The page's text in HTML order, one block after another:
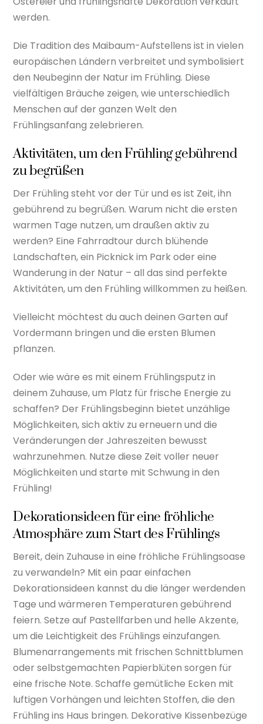
werden.
Die Tradition des Maibaum-Aufstellens ist in vielen
europäischen Ländern verbreitet und symbolisiert
den Neubeginn der Natur im Frühling. Diese
vielfältigen Bräuche zeigen, wie unterschiedlich
Menschen auf der ganzen Welt den
Frühlingsanfang zelebrieren.
Aktivitäten, um den Frühling gebührend
zu begrüßen
Der Frühling steht vor der Tür und es ist Zeit, ihn
gebührend zu begrüßen. Warum nicht die ersten
warmen Tage nutzen, um draußen aktiv zu
werden? Eine Fahrradtour durch blühende
Landschaften, ein Picknick im Park oder eine
Wanderung in der Natur – all das sind perfekte
Aktivitäten, um den Frühling willkommen zu heißen.
Vielleicht möchtest du auch deinen Garten auf
Vordermann bringen und die ersten Blumen
pflanzen.
Oder wie wäre es mit einem Frühlingsputz in
deinem Zuhause, um Platz für frische Energie zu
schaffen? Der Frühlingsbeginn bietet unzählige
Möglichkeiten, sich aktiv zu erneuern und die
Veränderungen der Jahreszeiten bewusst
wahrzunehmen. Nutze diese Zeit voller neuer
Möglichkeiten und starte mit Schwung in den
Frühling!
Dekorationsideen für eine fröhliche
Atmosphäre zum Start des Frühlings
Bereit, dein Zuhause in eine fröhliche Frühlingsoase
zu verwandeln? Mit ein paar einfachen
Dekorationsideen kannst du die länger werdenden
Tage und wärmeren Temperaturen gebührend
feiern. Setze auf Pastellfarben und helle Akzente,
um die Leichtigkeit des Frühlings einzufangen.
Blumenarrangements mit frischen Schnittblumen
oder selbstgemachten Papierblüten sorgen für
eine frische Note. Schaffe gemütliche Ecken mit
luftigen Vorhängen und leichten Stoffen, die den
Frühling ins Haus bringen. Dekorative Kissenbezüge